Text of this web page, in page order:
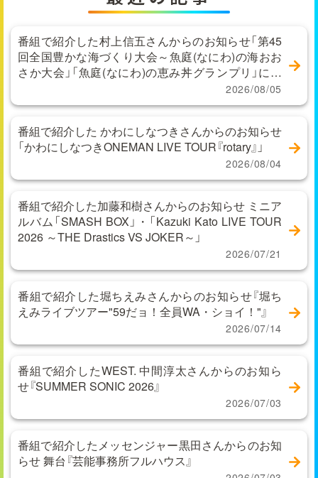
番組で紹介した村上信五さんからのお知らせ「第45
回全国豊かな海づくり大会～魚庭(なにわ)の海おお
さか大会」「魚庭(なにわ)の恵み丼グランプリ」に関
2026/08/05
番組で紹介した かわにしなつきさんからのお知らせ
「かわにしなつきONEMAN LIVE TOUR『rotary』」
2026/08/04
番組で紹介した加藤和樹さんからのお知らせ ミニア
ルバム「SMASH BOX」・「Kazuki Kato LIVE TOUR
2026 ～THE Drastics VS JOKER～」
2026/07/21
番組で紹介した堀ちえみさんからのお知らせ『堀ち
えみライブツアー"59だョ！全員WA・ショイ！"』
2026/07/14
番組で紹介したWEST. 中間淳太さんからのお知ら
せ『SUMMER SONIC 2026』
2026/07/03
番組で紹介したメッセンジャー黒田さんからのお知
らせ 舞台『芸能事務所フルハウス』